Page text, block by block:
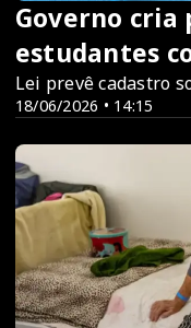
18/06/2026 • 14:15
Governo cria
estudantes
Lei prevê cadastro